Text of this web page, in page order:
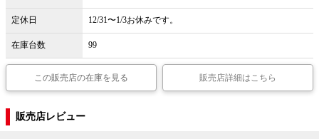
定休日 12/31〜1/3お休みです。
在庫台数 99
この販売店の在庫を見る 販売店詳細はこちら
販売店レビュー